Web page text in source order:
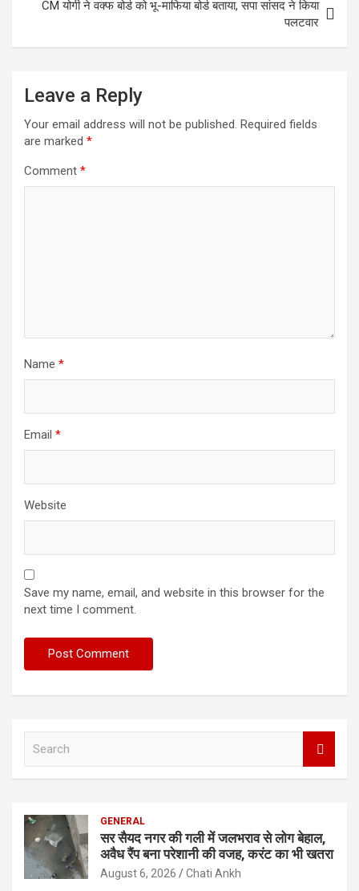
CM योगी ने वक्फ बोर्ड को भू-माफिया बोर्ड बताया, सपा सांसद ने किया
पलटवार
Leave a Reply
Your email address will not be published. Required fields
are marked *
Comment *
Name *
Email *
Website
Save my name, email, and website in this browser for the
next time I comment.
h
GENERAL
सर सैयद नगर की गली में जलभराव से लोग बेहाल,
अवैध रैंप बना परेशानी की वजह, करंट का भी खतरा
August 6, 2026 Chati Ankh